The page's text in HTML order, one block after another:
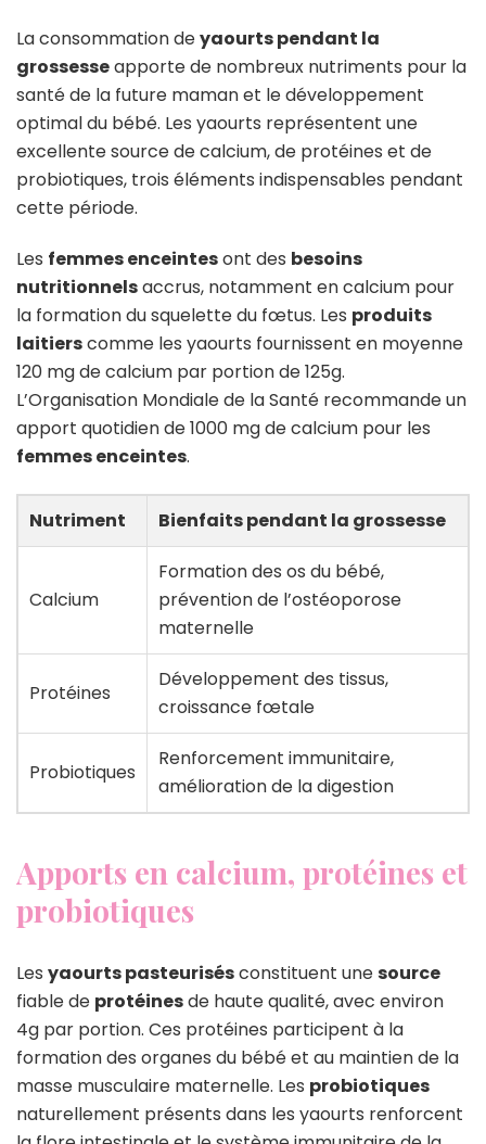
La consommation deyaourts pendant la
grossesseapporte de nombreux nutriments pour la
santé de la future maman et le développement
optimal du bébé. Les yaourts représentent une
excellente source de calcium, de protéines et de
probiotiques, trois éléments indispensables pendant
cette période.
Les femmes enceintesont des besoins
nutritionnelsaccrus, notamment en calcium pour
la formation du squelette du fœtus. Les produits
laitierscomme les yaourts fournissent en moyenne
120 mg de calcium par portion de 125g.
L’Organisation Mondiale de la Santé recommande un
apport quotidien de 1000 mg de calcium pour les
femmes enceintes.
Nutriment Bienfaits pendant la grossesse
Calcium
Formation des os du bébé,
prévention de l’ostéoporose
maternelle
Protéines
Développement des tissus,
croissance fœtale
Probiotiques
Renforcement immunitaire,
amélioration de la digestion
Apports en calcium, protéines et
probiotiques
Les yaourts pasteurisésconstituent unesource
fiable de protéinesde haute qualité, avec environ
4g par portion. Ces protéines participent à la
formation des organes du bébé et au maintien de la
masse musculaire maternelle. Les probiotiques
naturellement présents dans les yaourts renforcent